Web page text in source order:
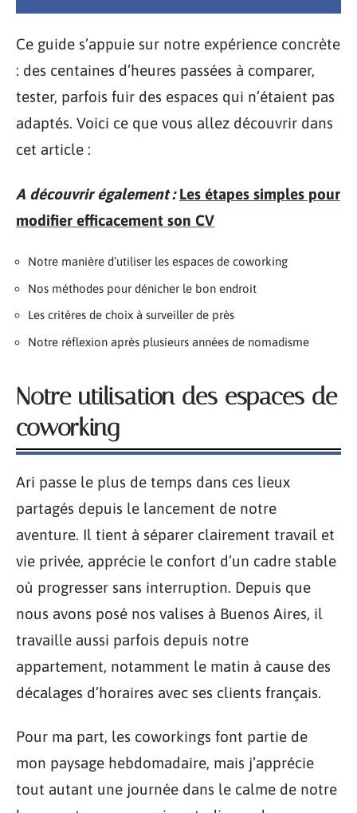
Ce guide s’appuie sur notre expérience concrète
: des centaines d’heures passées à comparer,
tester, parfois fuir des espaces qui n’étaient pas
adaptés. Voici ce que vous allez découvrir dans
cet article :
A découvrir également : Les étapes simples pour
modifier efficacement son CV
Notre manière d’utiliser les espaces de coworking
Nos méthodes pour dénicher le bon endroit
Les critères de choix à surveiller de près
Notre réflexion après plusieurs années de nomadisme
Notre utilisation des espaces de
coworking
Ari passe le plus de temps dans ces lieux
partagés depuis le lancement de notre
aventure. Il tient à séparer clairement travail et
vie privée, apprécie le confort d’un cadre stable
où progresser sans interruption. Depuis que
nous avons posé nos valises à Buenos Aires, il
travaille aussi parfois depuis notre
appartement, notamment le matin à cause des
décalages d’horaires avec ses clients français.
Pour ma part, les coworkings font partie de
mon paysage hebdomadaire, mais j’apprécie
tout autant une journée dans le calme de notre